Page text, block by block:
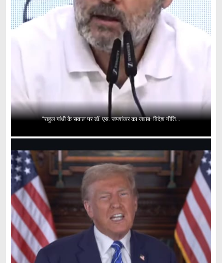
"राहुल गांधी के सवाल पर डॉ. एस. जयशंकर का जवाब: विदेश नीति...